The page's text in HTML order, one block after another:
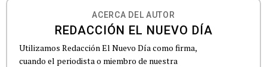
ACERCA DEL AUTOR
REDACCIÓN EL NUEVO DÍA
Utilizamos Redacción El Nuevo Día como firma,
cuando el periodista o miembro de nuestra